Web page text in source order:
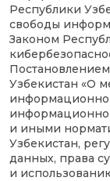
Республики
свободы
Законом
Узбекистан «О
и иными
Узбекистан,
данных, права
и